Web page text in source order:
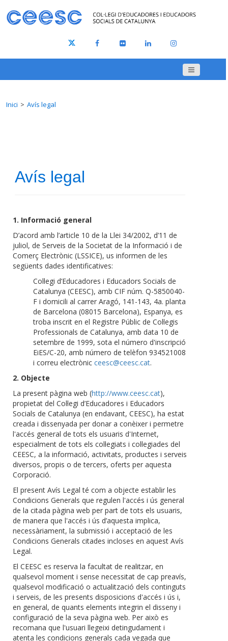
Inici Avís legal
Avís legal
1. Informació general
D’acord amb l’article 10 de la Llei 34/2002, d’11 de
juliol, de Serveis de la Societat de la Informació i de
Comerç Electrònic (LSSICE), us informen de les
següents dades identificatives:
Col·legi d’Educadores i Educadors Socials de
Catalunya (CEESC), amb CIF núm. Q-5850040-
F i domicili al carrer Aragó, 141-143, 4a. planta
de Barcelona (08015 Barcelona), Espanya, es
troba inscrit en el Registre Públic de Col·legis
Professionals de Catalunya, amb data 10 de
setembre de 1999, sota el número d'inscripció
EiES/C-20, amb número de telèfon 934521008
i correu electrònic ceesc@ceesc.cat.
2. Objecte
La present pàgina web (http://www.ceesc.cat),
propietat del Col·legi d’Educadores i Educadors
Socials de Catalunya (en endavant, CEESC), ha estat
creada i dissenyada per donar a conèixer i permetre
l'accés general de tots els usuaris d'Internet,
especialment de tots els col·legiats i col·legiades del
CEESC, a la informació, activitats, productes i serveis
diversos, propis o de tercers, oferts per aquesta
Corporació.
El present Avís Legal té com a objecte establir les
Condicions Generals que regulen l'accés i ús general
de la citada pàgina web per part de tots els usuaris,
de manera que l'accés i ús d’aquesta implica,
necessàriament, la submissió i acceptació de les
Condicions Generals citades incloses en aquest Avís
Legal.
El CEESC es reserva la facultat de realitzar, en
qualsevol moment i sense necessitat de cap preavís,
qualsevol modificació o actualització dels continguts
i serveis, de les presents disposicions d'accés i ús i,
en general, de quants elements integrin el disseny i
configuració de la seva pàgina web. Per això es
recomana que l'usuari llegeixi detingudament i
atenta les condicions generals cada vegada que